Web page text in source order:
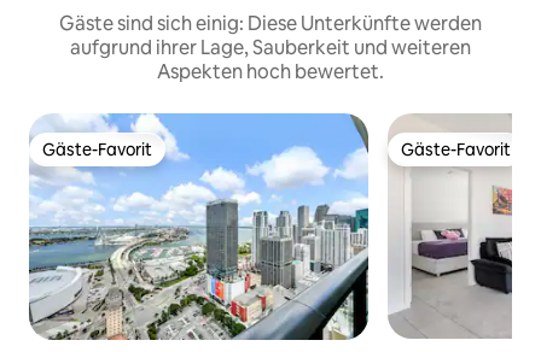
Gäste sind sich einig: Diese Unterkünfte werden
aufgrund ihrer Lage, Sauberkeit und weiteren
Aspekten hoch bewertet.
Gäste-Favorit
Gäste-Favorit Gäste-Favorit
Gäste-Favorit